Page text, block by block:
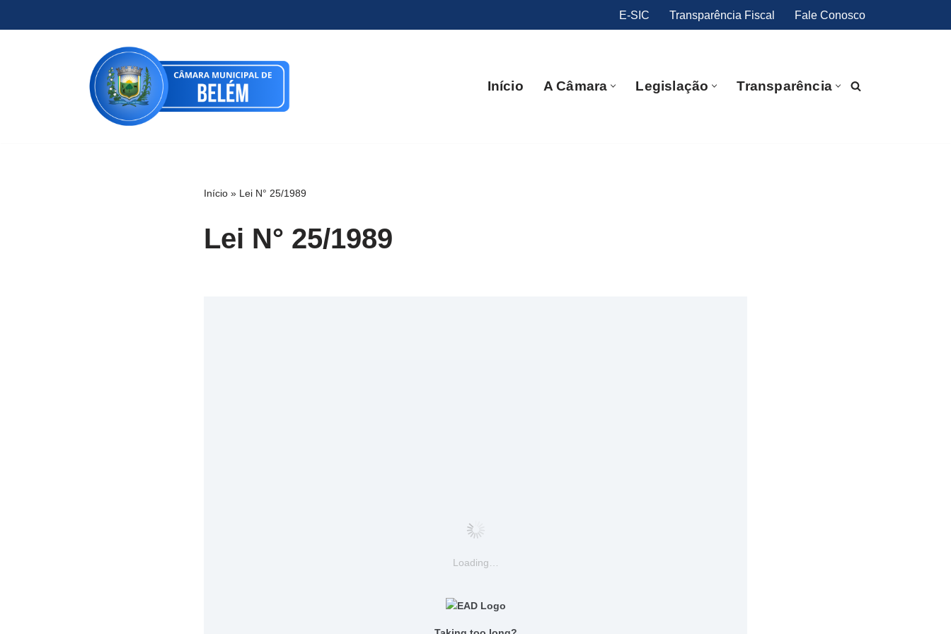
E-SIC Transparência Fiscal Fale Conosco
Início A Câmara Legislação Transparência
Início » Lei N° 25/1989
Lei N° 25/1989
Loading…